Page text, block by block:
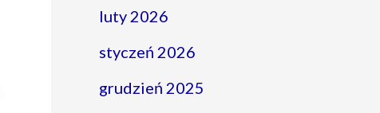
luty 2026
styczeń 2026
grudzień 2025